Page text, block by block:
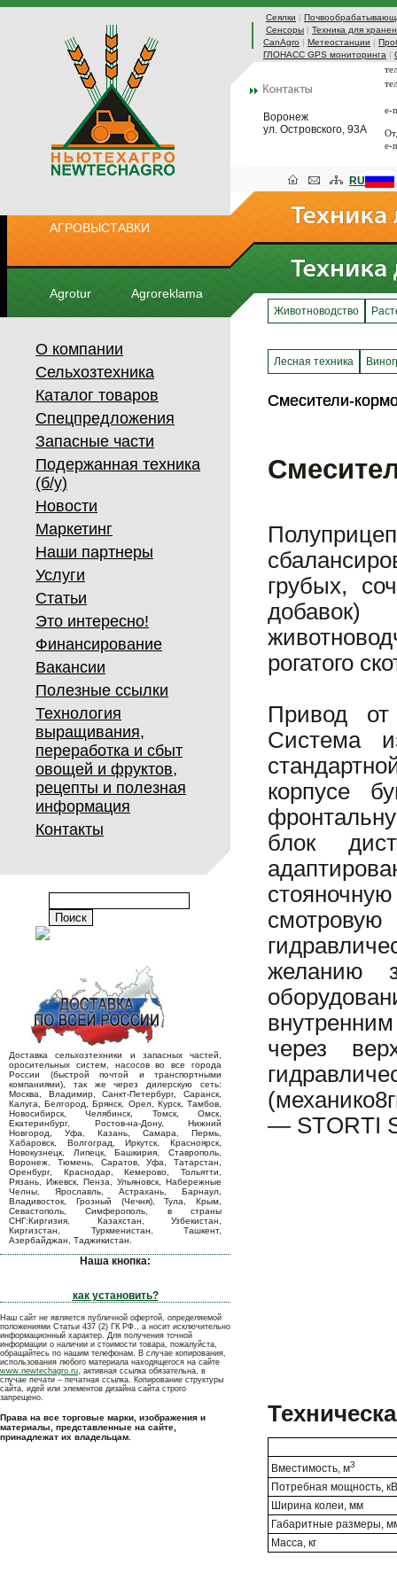
Сеялки |
Сенсоры | Техника для
CanAgro | Метеостанции |
ГЛОНАСС GPS мониторинга |
Воронеж
ул. Островского, 93А
e-
e-
АГРОВЫСТАВКИ
Agrotur Agroreklama
RU
О компании
Сельхозтехника
Каталог товаров
Спецпредложения
Запасные части
Подержанная техника
(б/у)
Новости
Маркетинг
Наши партнеры
Услуги
Статьи
Это интересно!
Финансирование
Вакансии
Полезные ссылки
Технология
выращивания,
переработка и сбыт
овощей и фруктов,
рецепты и полезная
информация
Контакты
Доставка сельхозтехники и запасных частей,
оросительных систем, насосов во все города
России (быстрой почтой и транспортными
компаниями), так же через дилерскую сеть:
Москва, Владимир, Санкт-Петербург, Саранск,
Калуга, Белгород, Брянск, Орел, Курск, Тамбов,
Новосибирск, Челябинск, Томск, Омск,
Екатеринбург, Ростов-на-Дону, Нижний
Новгород, Уфа, Казань, Самара, Пермь,
Хабаровск, Волгоград, Иркутск, Красноярск,
Новокузнецк, Липецк, Башкирия, Ставрополь,
Воронеж, Тюмень, Саратов, Уфа, Татарстан,
Оренбург, Краснодар, Кемерово, Тольятти,
Рязань, Ижевск, Пенза, Ульяновск, Набережные
Челны, Ярославль, Астрахань, Барнаул,
Владивосток, Грозный (Чечня), Тула, Крым,
Севастополь, Симферополь, в страны
СНГ:Киргизия, Казахстан, Узбекистан,
Киргизстан, Туркменистан, Ташкент,
Азербайджан, Таджикистан.
Наша кнопка:
как установить?
Наш сайт не является публичной офертой, определяемой
положениями Статьи 437 (2) ГК РФ., а носит исключительно
информационный характер. Для получения точной
информации о наличии и стоимости товара, пожалуйста,
обращайтесь по нашим телефонам. В случае копирования,
использования любого материала находящегося на сайте
www.newtechagro.ru, активная ссылка обязательна, в
случае печати – печатная ссылка. Копирование структуры
сайта, идей или элементов дизайна сайта строго
запрещено.
Права на все торговые марки, изображения и
материалы, представленные на сайте,
принадлежат их владельцам.
Животноводство
Лесная техника
Смесители-
Смесители-
грубых,
рогатого
Привод от
Система
корпусе
блок
желанию
через
— STORTI
Вместимость, м3
Потребная мощность,
Ширина колеи, мм
Габаритные размеры,
Масса, кг